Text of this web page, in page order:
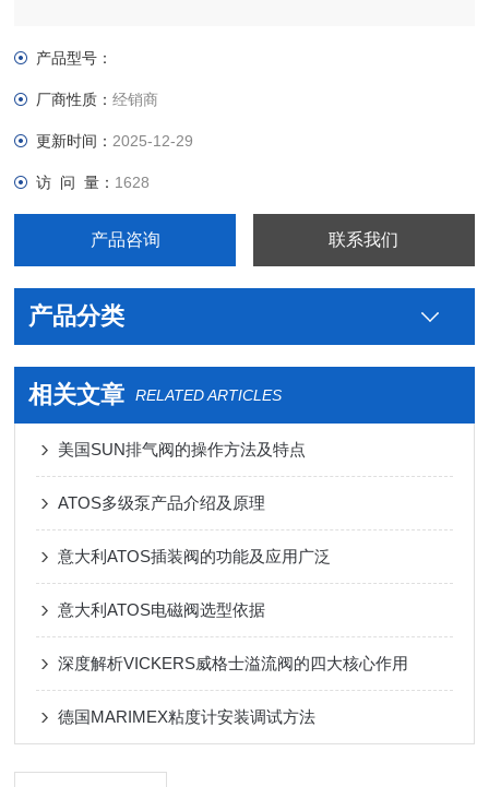
产品型号：
厂商性质：经销商
更新时间： 2025-12-29
访 问 量： 1628
产品咨询 联系我们
产品分类
相关文章 RELATED ARTICLES
美国SUN排气阀的操作方法及特点
ATOS多级泵产品介绍及原理
意大利ATOS插装阀的功能及应用广泛
意大利ATOS电磁阀选型依据
深度解析VICKERS威格士溢流阀的四大核心作用
德国MARIMEX粘度计安装调试方法